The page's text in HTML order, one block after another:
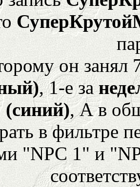
он
, 1-е за
(синий), А в
в фильтре
"NPC 1" и